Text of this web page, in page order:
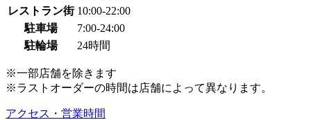
レストラン街 10:00-22:00
駐車場
7:00-24:00
駐輪場
24時間
※一部店舗を除きます
※ラストオーダーの時間は店舗によって異なります。
アクセス・営業時間